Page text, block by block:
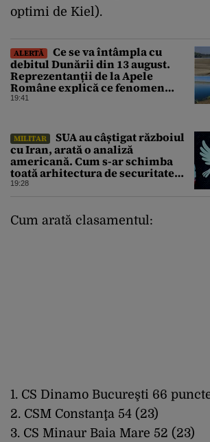
optimi de Kiel).
ALERTĂ
Ce se va întâmpla cu
debitul Dunării din 13 august.
Reprezentanții de la Apele
Române explică ce fenomen
urmează
19:41
MILITAR
SUA au câștigat războiul
cu Iran, arată o analiză
americană. Cum s-ar schimba
toată arhitectura de securitate
din Orientul Mijlociu
19:28
Cum arată clasamentul:
1. CS Dinamo Bucureşti 66
2. CSM Constanţa 54 (23)
3. CS Minaur Baia Mare 52 (23)